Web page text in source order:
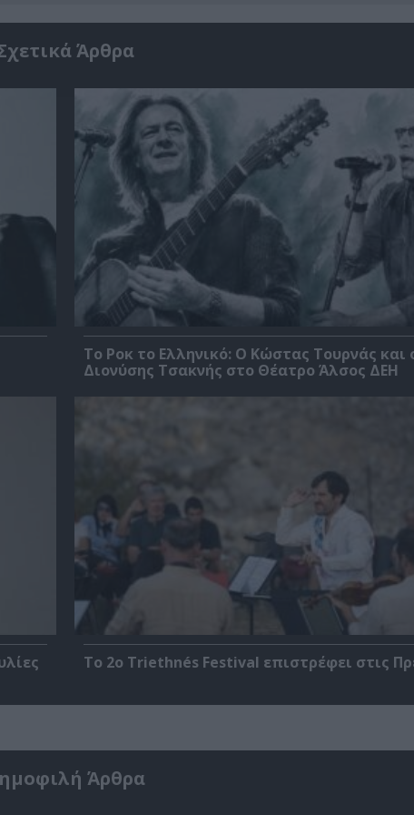
Άρθρα
Το Ροκ το Ελληνικό: Ο Κώστας Τουρνάς και
Διονύσης Τσακνής στο Θέατρο Άλσος ΔΕΗ
Το 2ο Triethnés Festival επιστρέφει στις
Άρθρα